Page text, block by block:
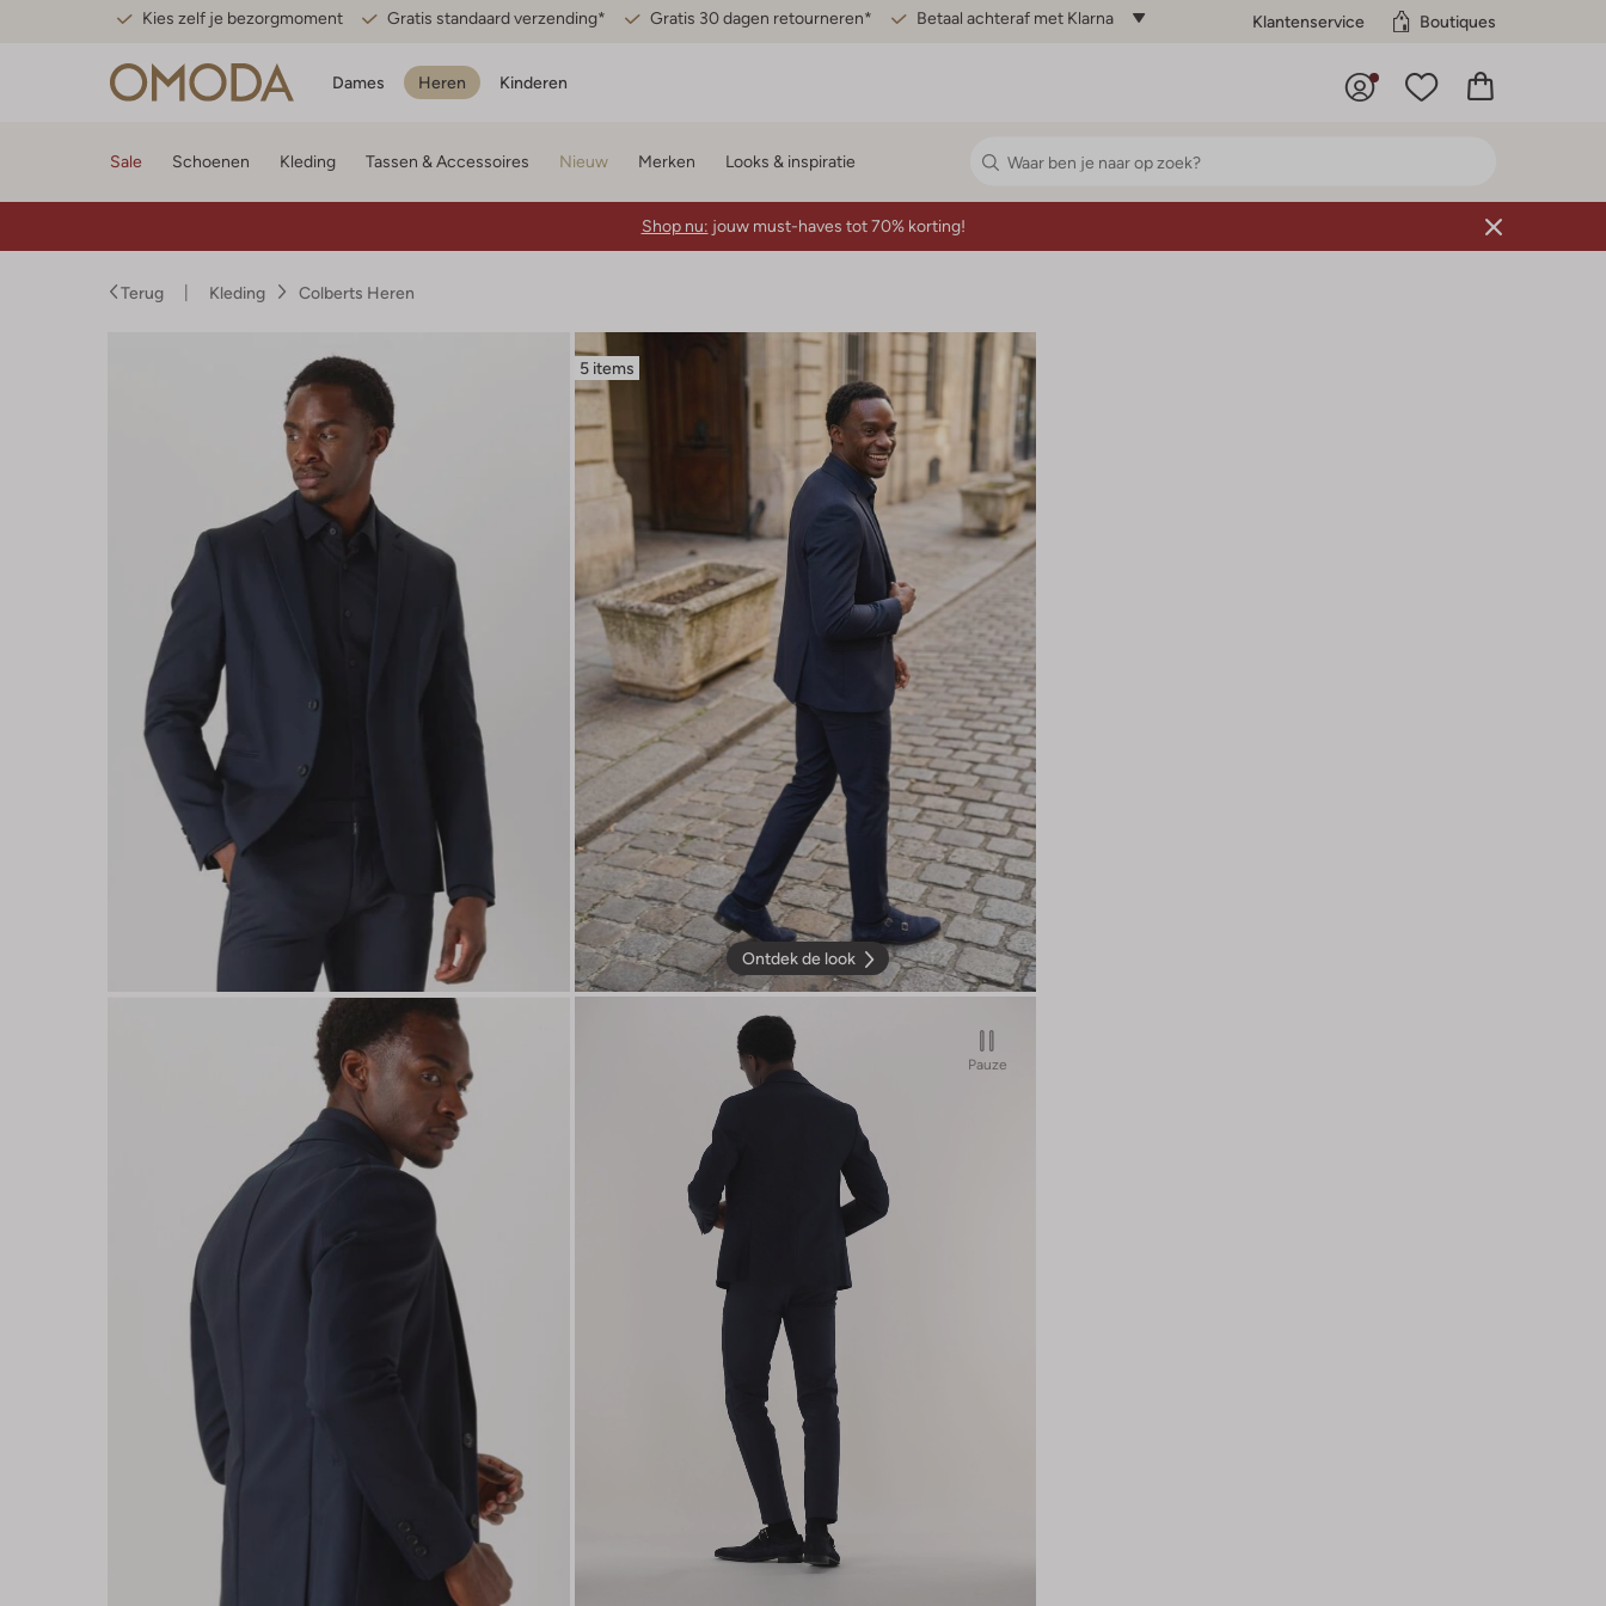
Kies zelf je bezorgmoment Gratis standaard verzending* Gratis 30 dagen retourneren* Betaal achteraf met Klarna Klantenservice Boutiques
Dames Heren Kinderen
Sale Schoenen Kleding Tassen & Accessoires Nieuw Merken Looks & inspiratie
Shop nu: jouw must-haves tot 70% korting!
Terug Kleding Colberts Heren
5 items
Ontdek de look
Pauze